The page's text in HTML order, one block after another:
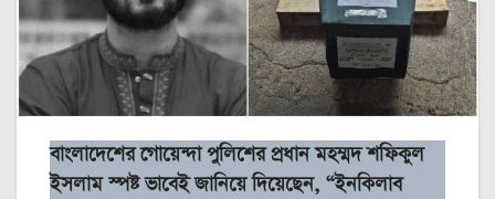
বাংলাদেশের গোয়েন্দা পুলিশের প্রধান মহম্মদ শফিকুল
ইসলাম স্পষ্ট ভাবেই জানিয়ে দিয়েছেন, “ইনকিলাব